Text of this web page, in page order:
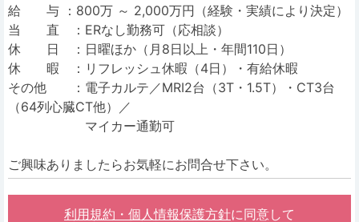
給 与 ：800万 ～ 2,000万円（経験・実績により決定）
当 直 ：ERなし勤務可（応相談）
休 日 ：日曜ほか（月8日以上・年間110日）
休 暇 ：リフレッシュ休暇（4日）・有給休暇
その他 ：電子カルテ／MRI2台（3T・1.5T）・CT3台
（64列心臓CT他）／
マイカー通勤可
ご興味ありましたらお気軽にお問合せ下さい。
利用規約・個人情報保護方針に同意して